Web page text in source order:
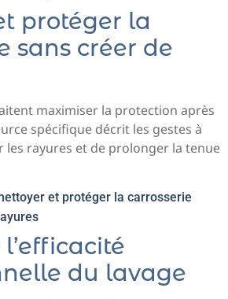
protéger la
sans créer de
maximiser la protection après
spécifique décrit les gestes à
les rayures et de prolonger la tenue
et protéger la carrosserie
du lavage